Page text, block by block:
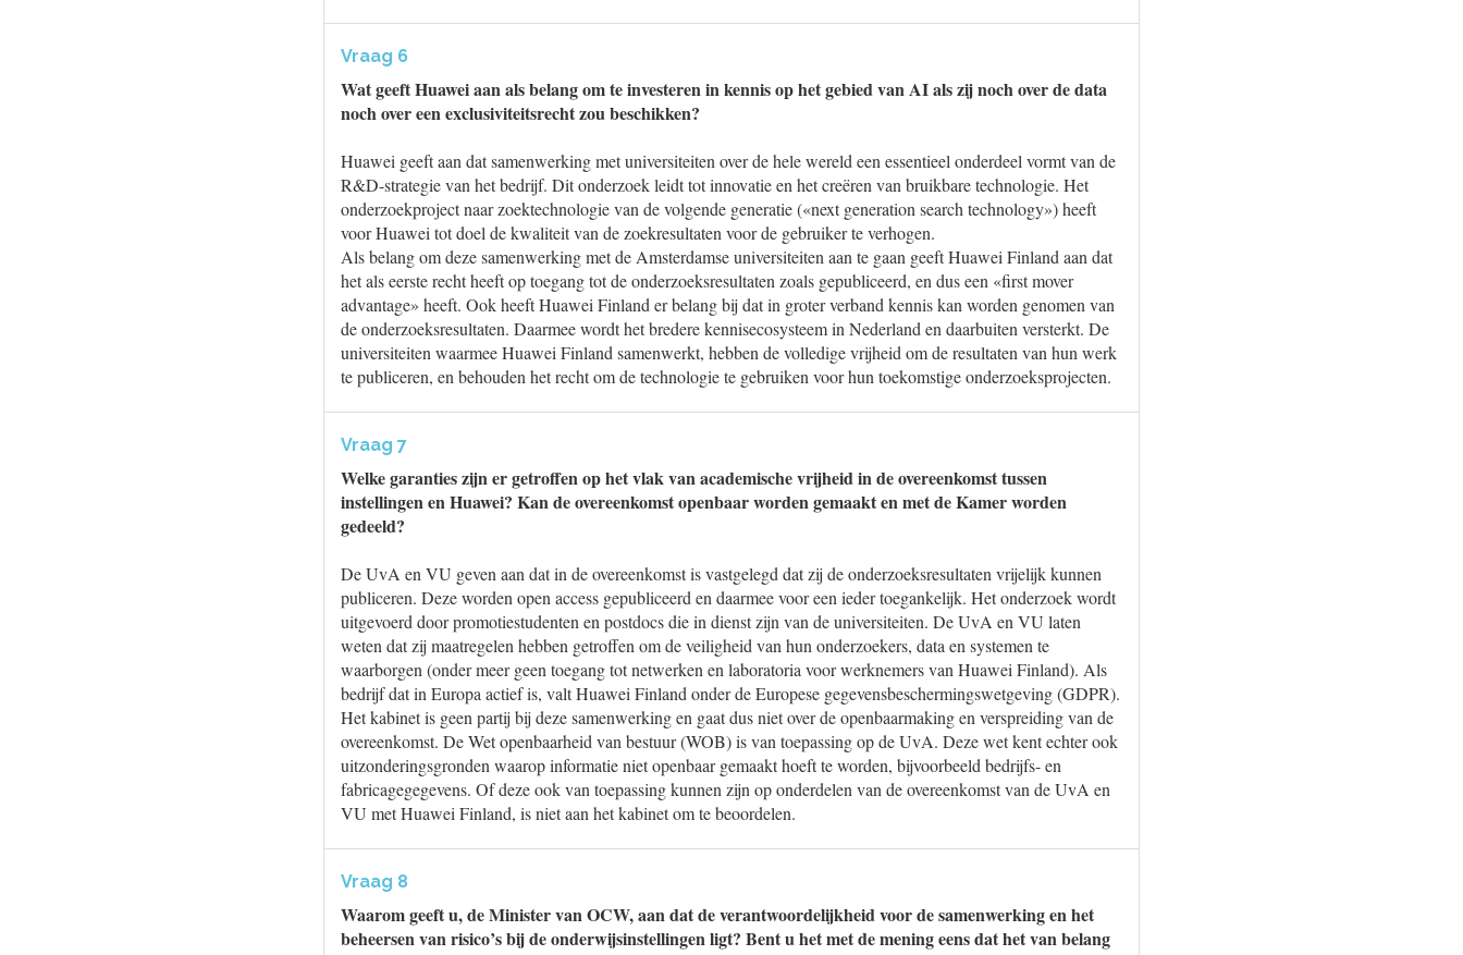
Vraag 6
Wat geeft Huawei aan als belang om te investeren in kennis op het gebied van AI als zij noch over de data
noch over een exclusiviteitsrecht zou beschikken?
Huawei geeft aan dat samenwerking met universiteiten over de hele wereld een essentieel onderdeel vormt van de
R&D-strategie van het bedrijf. Dit onderzoek leidt tot innovatie en het creëren van bruikbare technologie. Het
onderzoekproject naar zoektechnologie van de volgende generatie («next generation search technology») heeft
voor Huawei tot doel de kwaliteit van de zoekresultaten voor de gebruiker te verhogen.
Als belang om deze samenwerking met de Amsterdamse universiteiten aan te gaan geeft Huawei Finland aan dat
het als eerste recht heeft op toegang tot de onderzoeksresultaten zoals gepubliceerd, en dus een «first mover
advantage» heeft. Ook heeft Huawei Finland er belang bij dat in groter verband kennis kan worden genomen van
de onderzoeksresultaten. Daarmee wordt het bredere kennisecosysteem in Nederland en daarbuiten versterkt. De
universiteiten waarmee Huawei Finland samenwerkt, hebben de volledige vrijheid om de resultaten van hun werk
te publiceren, en behouden het recht om de technologie te gebruiken voor hun toekomstige onderzoeksprojecten.
Vraag 7
Welke garanties zijn er getroffen op het vlak van academische vrijheid in de overeenkomst tussen
instellingen en Huawei? Kan de overeenkomst openbaar worden gemaakt en met de Kamer worden
gedeeld?
De UvA en VU geven aan dat in de overeenkomst is vastgelegd dat zij de onderzoeksresultaten vrijelijk kunnen
publiceren. Deze worden open access gepubliceerd en daarmee voor een ieder toegankelijk. Het onderzoek wordt
uitgevoerd door promotiestudenten en postdocs die in dienst zijn van de universiteiten. De UvA en VU laten
weten dat zij maatregelen hebben getroffen om de veiligheid van hun onderzoekers, data en systemen te
waarborgen (onder meer geen toegang tot netwerken en laboratoria voor werknemers van Huawei Finland). Als
bedrijf dat in Europa actief is, valt Huawei Finland onder de Europese gegevensbeschermingswetgeving (GDPR).
Het kabinet is geen partij bij deze samenwerking en gaat dus niet over de openbaarmaking en verspreiding van de
overeenkomst. De Wet openbaarheid van bestuur (WOB) is van toepassing op de UvA. Deze wet kent echter ook
uitzonderingsgronden waarop informatie niet openbaar gemaakt hoeft te worden, bijvoorbeeld bedrijfs- en
fabricagegegevens. Of deze ook van toepassing kunnen zijn op onderdelen van de overeenkomst van de UvA en
VU met Huawei Finland, is niet aan het kabinet om te beoordelen.
Vraag 8
Waarom geeft u, de Minister van OCW, aan dat de verantwoordelijkheid voor de samenwerking en het
beheersen van risico’s bij de onderwijsinstellingen ligt? Bent u het met de mening eens dat het van belang